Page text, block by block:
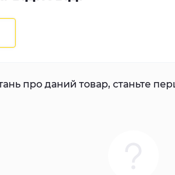
про даний товар, станьте